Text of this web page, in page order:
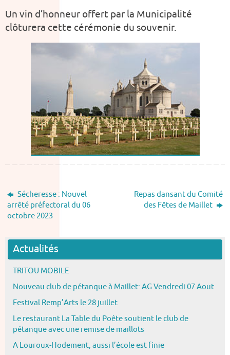
Un vin d’honneur offert par la Municipalité
clôturera cette cérémonie du souvenir.
Sécheresse : Nouvel
arrêté préfectoral du 06
octobre 2023
Repas dansant du Comité
des Fêtes de Maillet
Actualités
TRITOU MOBILE
Nouveau club de pétanque à Maillet: AG Vendredi 07 Aout
Festival Remp’Arts le 28 juillet
Le restaurant La Table du Poête soutient le club de
pétanque avec une remise de maillots
A Louroux-Hodement, aussi l’école est finie